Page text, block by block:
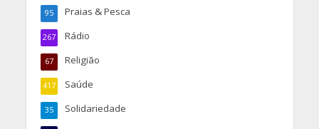
Praias & Pesca
95
Rádio
267
Religião
67
Saúde
417
Solidariedade
35